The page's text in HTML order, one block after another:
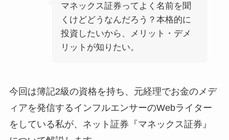
マネックス証券ってよく名前を聞
くけどどうなんだろう？本格的に
投資したいから、メリット・デメ
リットが知りたい。
今回は簿記2級の資格を持ち、元経理でお金のメデ
ィアを発信するインフルエンサーのWebライター
をしている私が、ネット証券『マネックス証券』